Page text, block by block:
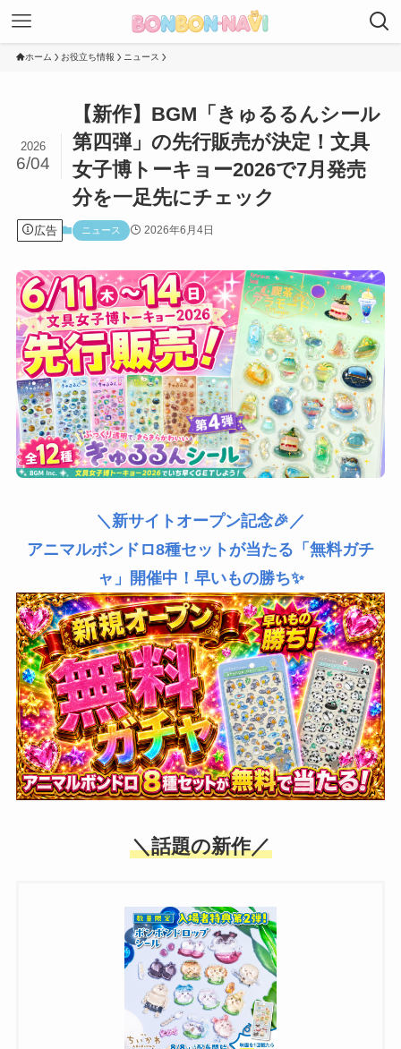
ホーム お役立ち情報 ニュース
【新作】BGM「きゅるるんシール
第四弾」の先行販売が決定！文具
女子博トーキョー2026で7月発売
分を一足先にチェック
2026
6/04
広告 ニュース 2026年6月4日
＼新サイトオープン記念🎉／
アニマルボンドロ8種セットが当たる「無料ガチ
ャ」開催中！早いもの勝ち✨
＼話題の新作／